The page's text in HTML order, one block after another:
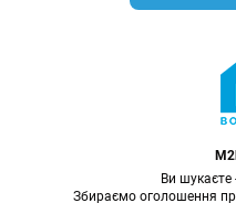
Ви
Збираємо оголошення